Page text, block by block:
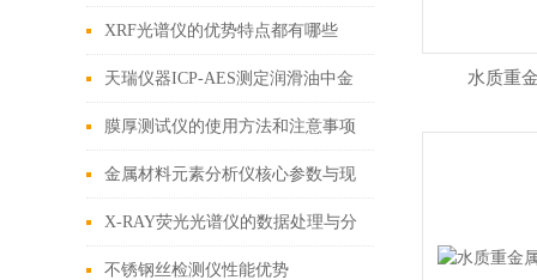
XRF光谱仪的优势特点都有哪些
呢？
天瑞仪器ICP-AES测定润滑油中金
属元素
膜厚测试仪的使用方法和注意事项
有哪些？
金属材料元素分析仪核心参数与现
场应用指南
X-RAY荧光光谱仪的数据处理与分
析方法
不锈钢丝检测仪性能优势
水质重